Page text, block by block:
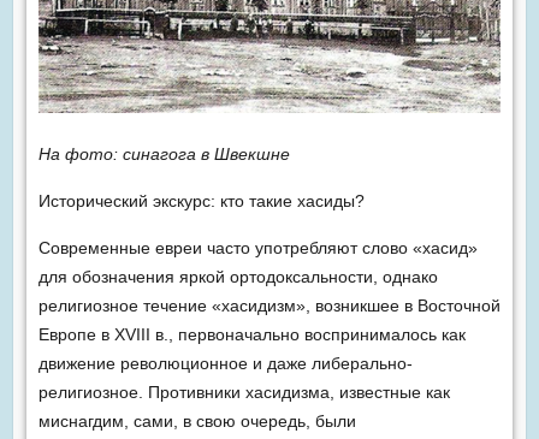
На фото: синагога в Швекшне
Исторический экскурс: кто такие хасиды?
Современные евреи часто употребляют слово «хасид»
для обозначения яркой ортодоксальности, однако
религиозное течение «хасидизм», воз­никшее в Восточной
Европе в XVIII в., первоначально воспринималось как
движение революционное и даже либерально-
религиозное. Противники хасидизма, извест­ные как
миснагдим, сами, в свою очередь, были